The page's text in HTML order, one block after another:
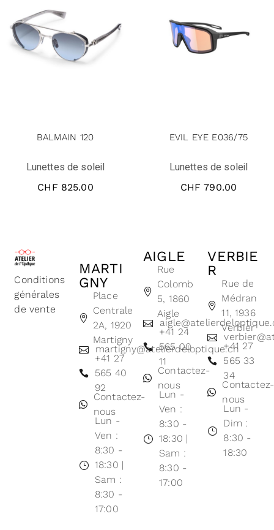
BALMAIN 120
Lunettes de soleil
CHF 825.00
EVIL EYE E036/75
Lunettes de soleil
CHF 790.00
Conditions
générales
de vente
MARTI
GNY
Place
Centrale
2A, 1920
Martigny
martigny@atelierdeloptique.ch
+41 27
565 40
92
Contactez-
nous
Lun -
Ven :
8:30 -
18:30 |
Sam :
8:30 -
17:00
AIGLE
Rue
Colomb
5, 1860
Aigle
+41 24
565 00
11
Contactez-
nous
Lun -
Ven :
8:30 -
18:30 |
Sam :
8:30 -
17:00
VERBIE
R
Rue de
Médran
11, 1936
Verbier
+41 27
565 33
34
Contactez-
nous
Lun -
Dim :
8:30 -
18:30